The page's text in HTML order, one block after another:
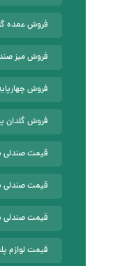
فروش عمده
فروش میز
فروش
فروش گلدان
قیمت صندلی
قیمت صندلی
قیمت صندلی
قیمت لوازم